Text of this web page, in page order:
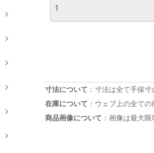
寸法について ：寸法は全て手採
在庫について ：ウェブ上の全て
商品画像について ：画像は最大